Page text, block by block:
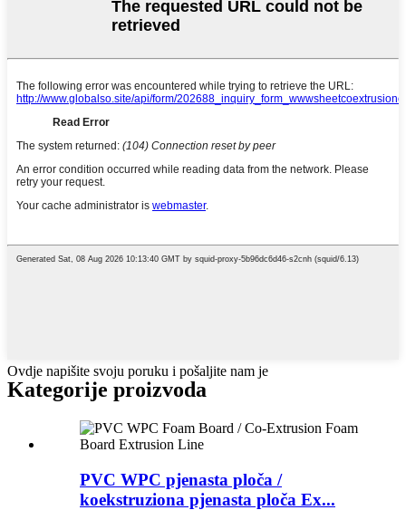
Ovdje napišite svoju poruku i pošaljite nam je
Kategorije proizvoda
PVC WPC pjenasta ploča /
koekstruziona pjenasta ploča Ex...